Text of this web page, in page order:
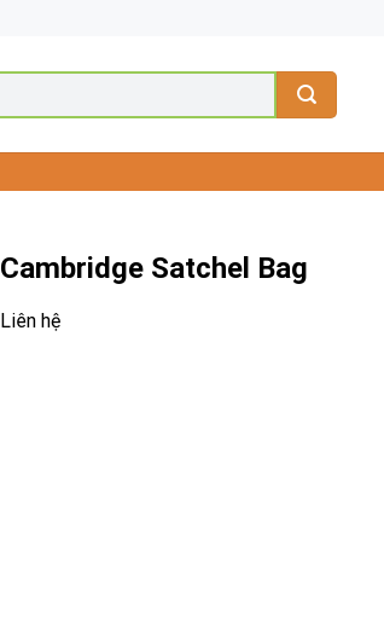
Cambridge Satchel Bag
Liên hệ